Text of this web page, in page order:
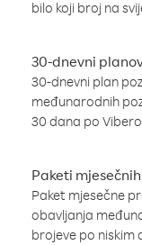
bilo koji broj na
30-dnevni
30-dnevni plan
međunarodnih
30 dana po
Paketi
Paket mjesečne
obavljanja
brojeve po niskim